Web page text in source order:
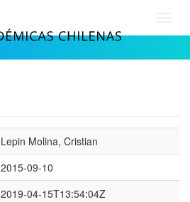
Lepin Molina, Cristian
2015-09-10
2019-04-15T13:54:04Z